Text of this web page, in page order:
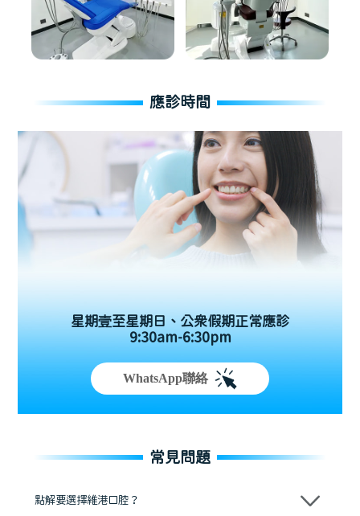
應診時間
星期壹至星期日、公眾假期正常應診
9:30am-6:30pm
WhatsApp聯絡
常見問題
點解要選擇維港口腔？